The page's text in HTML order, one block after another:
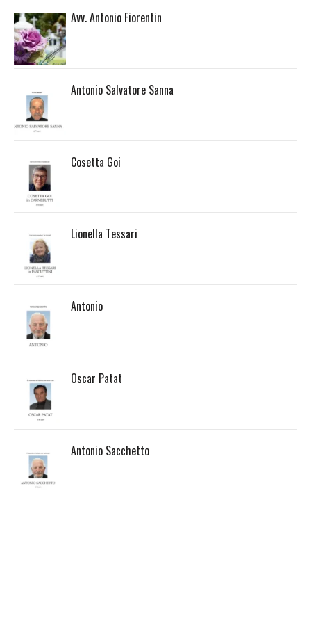
Avv. Antonio Fiorentin
Antonio Salvatore Sanna
Cosetta Goi
Lionella Tessari
Antonio
Oscar Patat
Antonio Sacchetto